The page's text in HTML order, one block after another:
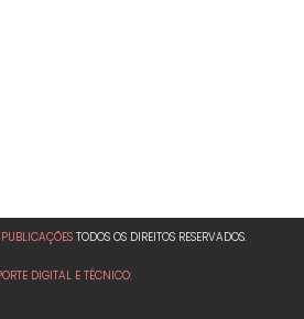
TODOS OS DIREITOS RESERVADOS.
DIGITAL E TÉCNICO: